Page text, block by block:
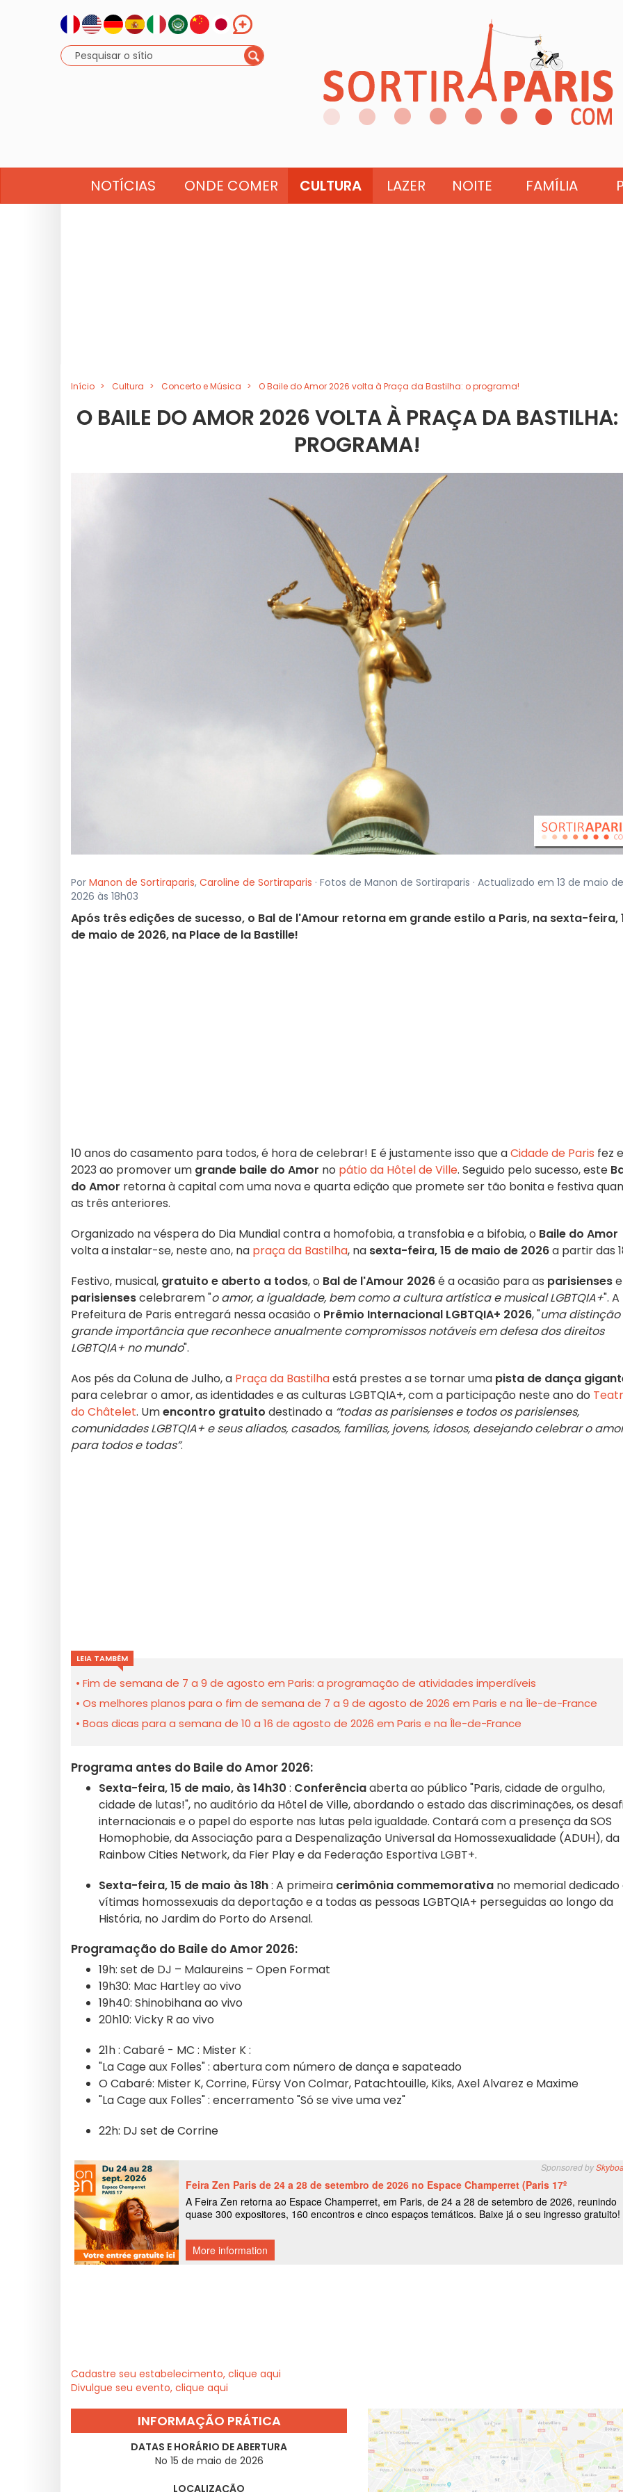
NOTÍCIAS ONDE COMER CULTURA LAZER NOITE FAMÍLIA
Início Cultura Concerto e Música O Baile do Amor 2026 volta à Praça da Bastilha: o programa!
O BAILE DO AMOR 2026 VOLTA À PRAÇA DA BASTILHA:
PROGRAMA!
Por Manon de Sortiraparis, Caroline de Sortiraparis · Fotos de Manon de Sortiraparis · Actualizado em 13 de maio de
2026 às 18h03
Após três edições de sucesso, o Bal de l'Amour retorna em grande estilo a Paris, na sexta-feira,
de maio de 2026, na Place de la Bastille!
10 anos do casamento para todos, é hora de celebrar! E é justamente isso que aCidade de Paris fez
2023 ao promover um grande baile do Amor no pátio da Hôtel de Ville. Seguido pelo sucesso, este
do Amor retorna à capital com uma nova e quarta edição que promete ser tão bonita e festiva
as três anteriores.
Organizado na véspera do Dia Mundial contra a homofobia, a transfobia e a bifobia, o Baile do Amor
volta a instalar-se, neste ano, na praça da Bastilha, na sexta-feira, 15 de maio de 2026a partir das
Festivo, musical, gratuito e aberto a todos, o Bal de l'Amour 2026é a ocasião para as parisienses
parisiensescelebrarem "o amor, a igualdade, bem como a cultura artística e musical LGBTQIA+". A
Prefeitura de Paris entregará nessa ocasião o Prêmio Internacional LGBTQIA+ 2026, "uma distinção
grande importância que reconhece anualmente compromissos notáveis em defesa dos direitos
LGBTQIA+ no mundo".
Aos pés da Coluna de Julho, a Praça da Bastilhaestá prestes a se tornar uma pista de dança
para celebrar o amor, as identidades e as culturas LGBTQIA+, com a participação neste ano do
do Châtelet. Umencontro gratuito destinado a “todas as parisienses e todos os parisienses,
comunidades LGBTQIA+ e seus aliados, casados, famílias, jovens, idosos, desejando celebrar o
para todos e todas”.
LEIA TAMBÉM
Fim de semana de 7 a 9 de agosto em Paris: a programação de atividades imperdíveis
Os melhores planos para o fim de semana de 7 a 9 de agosto de 2026 em Paris e na Île-de-France
Boas dicas para a semana de 10 a 16 de agosto de 2026 em Paris e na Île-de-France
Programa antes do Baile do Amor 2026:
Sexta-feira, 15 de maio, às 14h30 : Conferênciaaberta ao público "Paris, cidade de orgulho,
cidade de lutas!", no auditório da Hôtel de Ville, abordando o estado das discriminações, os
internacionais e o papel do esporte nas lutas pela igualdade. Contará com a presença da SOS
Homophobie, da Associação para a Despenalização Universal da Homossexualidade (ADUH), da
Rainbow Cities Network, da Fier Play e da Federação Esportiva LGBT+.
Sexta-feira, 15 de maio às 18h: A primeira cerimônia commemorativa no memorial dedicado
vítimas homossexuais da deportação e a todas as pessoas LGBTQIA+ perseguidas ao longo da
História, no Jardim do Porto do Arsenal.
Programação do Baile do Amor 2026:
19h: set de DJ – Malaureins – Open Format
19h30: Mac Hartley ao vivo
19h40: Shinobihana ao vivo
20h10: Vicky R ao vivo
21h : Cabaré - MC : Mister K :
"La Cage aux Folles" : abertura com número de dança e sapateado
O Cabaré: Mister K, Corrine, Fürsy Von Colmar, Patachtouille, Kiks, Axel Alvarez e Maxime
"La Cage aux Folles" : encerramento "Só se vive uma vez"
22h: DJ set de Corrine
Cadastre seu estabelecimento, clique aqui
Divulgue seu evento, clique aqui
INFORMAÇÃO PRÁTICA
DATAS E HORÁRIO DE ABERTURA
No 15 de maio de 2026
LOCALIZAÇÃO